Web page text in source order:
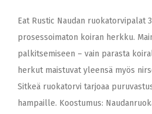
Eat Rustic Naudan ruokatorvipalat
prosessoimaton koiran herkku.
palkitsemiseen – vain parasta
herkut maistuvat yleensä myös
Sitkeä ruokatorvi tarjoaa
hampaille. Koostumus: